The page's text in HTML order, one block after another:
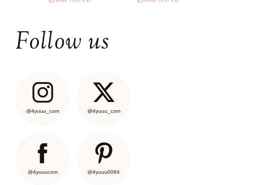
Follow us
@4yuuu_com @4yuuu_com
@4yuuucom @4yuuu0084